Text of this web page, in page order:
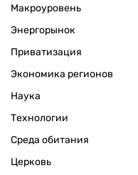
Макроуровень
Энергорынок
Приватизация
Экономика регионов
Наука
Технологии
Среда обитания
Церковь